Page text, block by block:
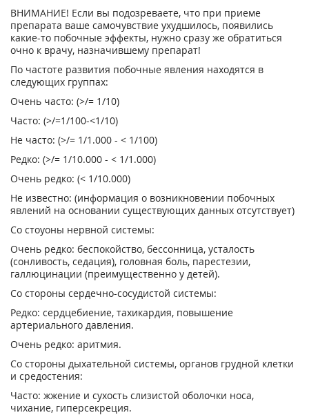
ВНИМАНИЕ! Если вы подозреваете, что при приеме
препарата ваше самочувствие ухудшилось, появились
какие-то побочные эффекты, нужно сразу же обратиться
очно к врачу, назначившему препарат!
По частоте развития побочные явления находятся в
следующих группах:
Очень часто: (>/= 1/10)
Часто: (>/=1/100-<1/10)
Не часто: (>/= 1/1.000 - < 1/100)
Редко: (>/= 1/10.000 - < 1/1.000)
Очень редко: (< 1/10.000)
Не известно: (информация о возникновении побочных
явлений на основании существующих данных отсутствует)
Со стоуоны нервной системы:
Очень редко: беспокойство, бессонница, усталость
(сонливость, седация), головная боль, парестезии,
галлюцинации (преимущественно у детей).
Со стороны сердечно-сосудистой системы:
Редко: сердцебиение, тахикардия, повышение
артериального давления.
Очень редко: аритмия.
Со стороны дыхательной системы, органов грудной клетки
и средостения:
Часто: жжение и сухость слизистой оболочки носа,
чихание, гиперсекреция.